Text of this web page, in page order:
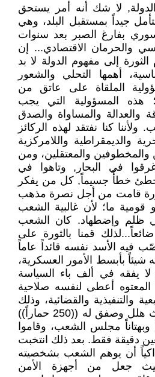
الدولة, لا شك أنه أمر يستحق
جيداً بمستقبل البلد، وهي
بفارغ الصبر بعد سنوات
والحرمان الاقتصادي... إن
إلى مفهوم الدولة لا بد
أهمها التحلي والشعور
الملقاة على عاتق من
هذه المسؤولية التي يجب
والعدالة والمساواة والصدق
ولأننا كنا نفتقد لهذه الركائز
والديمقراطية واللامركزية
والمخطوفين والمعتقلين، ومن
في البحار, وتاهوا في
خطأً جسيماً, كل من يفكر
قامت من أجل نصرة مذهب
قومية ما؛ لأن غالبية الشعب
ظلم وإضطهاد. كان الشعب
قمنا بالثورة على
فيه الأسد نفسه قائداً عاماً
شيئاً بأبسط الأمور العسكرية،
لا يفقه في ألف باء السياسة
المعتوه أعطى لنفسه صلاحية
والتنفيذية والقضائية، وذلك
بفضل دور المنافقين حيث هلل وصفق له ((250 حماراً))
مجلس الشعب، وقاموا
دقيقة فقط. بعد ذلك انتخبت
أن يوهم الشعب بشخصيته
حيث جعل من أجهزة الأمن